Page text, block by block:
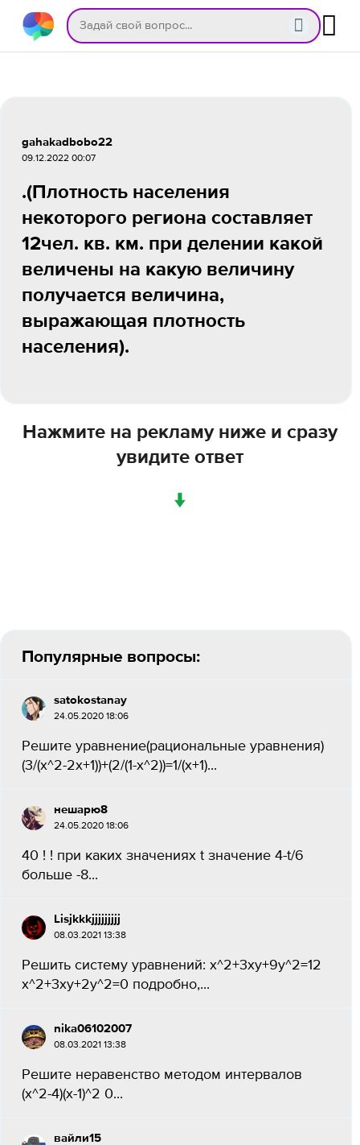
gahakadbobo22
09.12.2022 00:07
.(Плотность населения
некоторого региона составляет
12чел. кв. км. при делении какой
величены на какую величину
получается величина,
выражающая плотность
населения).
Нажмите на рекламу ниже и сразу
увидите ответ
↓
Популярные вопросы:
satokostanay
24.05.2020 18:06
Решите уравнение(рациональные уравнения)
(3/(x^2-2x+1))+(2/(1-x^2))=1/(x+1)...
нешарю8
24.05.2020 18:06
40 ! ! при каких значениях t значение 4-t/6
больше -8...
Lisjkkkjjjjjjjjj
08.03.2021 13:38
Решить систему уравнений: x^2+3xy+9y^2=12
x^2+3xy+2y^2=0 подробно,...
nika06102007
08.03.2021 13:38
Решите неравенство методом интервалов
(x^2-4)(x-1)^2 0...
вайли15